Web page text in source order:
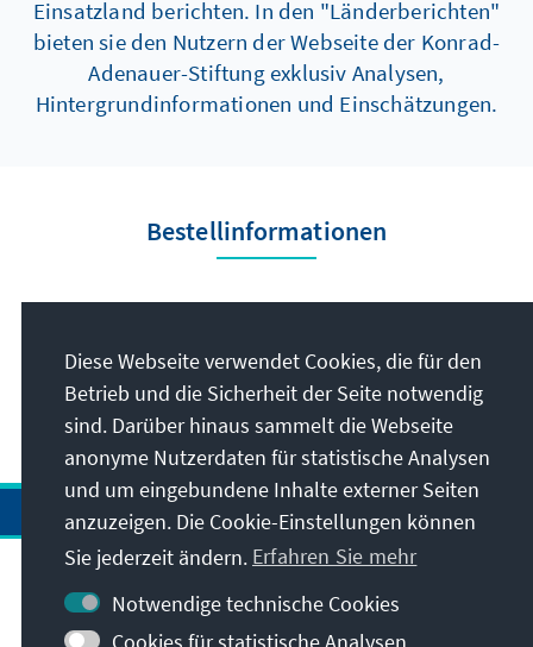
Einsatzland berichten. In den "Länderberichten"
bieten sie den Nutzern der Webseite der Konrad-
Adenauer-Stiftung exklusiv Analysen,
Hintergrundinformationen und Einschätzungen.
Bestellinformationen
Konrad-Adenauer-
Stiftung e.V.
Kontakt
Diese Webseite verwendet Cookies, die für den
Betrieb und die Sicherheit der Seite notwendig
sind. Darüber hinaus sammelt die Webseite
anonyme Nutzerdaten für statistische Analysen
und um eingebundene Inhalte externer Seiten
anzuzeigen. Die Cookie-Einstellungen können
Sie jederzeit ändern. Erfahren Sie mehr
Notwendige technische Cookies